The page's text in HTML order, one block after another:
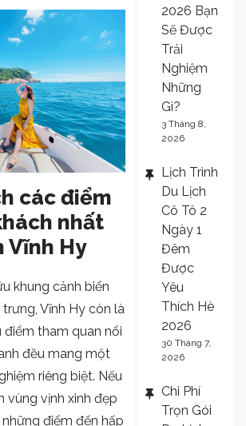
các điểm
nhất
Vĩnh Hy
khung cảnh biển
Vĩnh Hy còn là
điểm tham quan nổi
đều mang một
riêng biệt. Nếu
vùng vịnh xinh đẹp
điểm đến hấp
2026 Bạn
Sẽ Được
Trải
Nghiệm
Những
Gì?
3 Tháng 8,
2026
Lịch Trình
Du Lịch
Cô Tô 2
Ngày 1
Đêm
Được
Yêu
Thích Hè
2026
30 Tháng 7,
2026
Chi Phí
Trọn Gói